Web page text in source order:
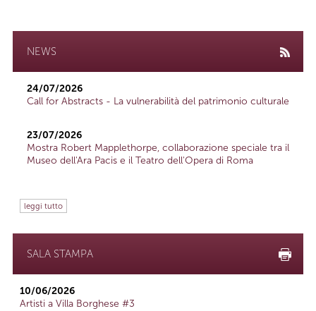
NEWS
24/07/2026
Call for Abstracts - La vulnerabilità del patrimonio culturale
23/07/2026
Mostra Robert Mapplethorpe, collaborazione speciale tra il
Museo dell'Ara Pacis e il Teatro dell'Opera di Roma
leggi tutto
SALA STAMPA
10/06/2026
Artisti a Villa Borghese #3